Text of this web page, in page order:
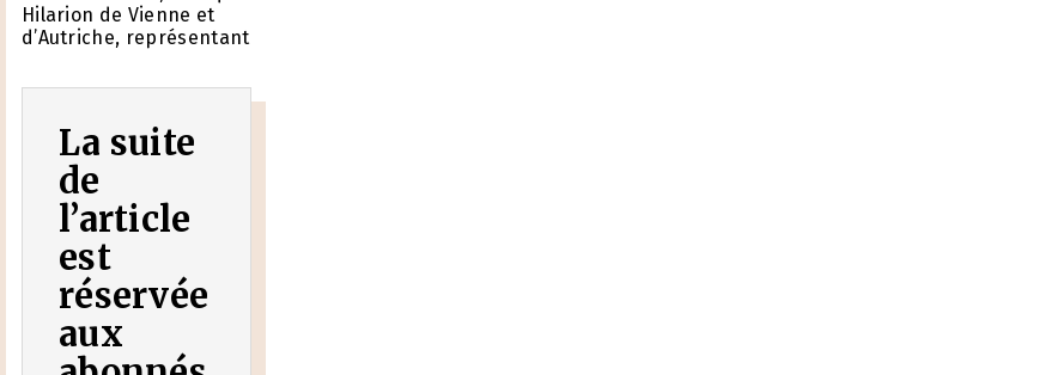
Hilarion de Vienne et
d’Autriche, représentant
La suite
de
l’article
est
réservée
aux